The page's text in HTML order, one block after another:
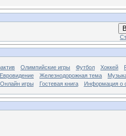
Олимпийские игры Футбол Хоккей
Евровидение Железнодорожная тема
Онлайн игры
Гостевая книга Информация о